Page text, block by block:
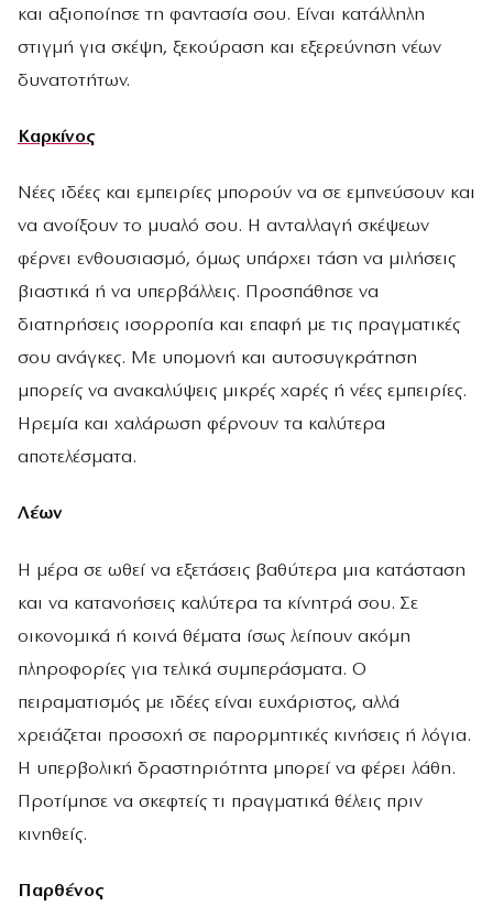
και αξιοποίησε τη φαντασία σου. Είναι κατάλληλη
στιγμή για σκέψη, ξεκούραση και εξερεύνηση νέων
δυνατοτήτων.
Καρκίνος
Νέες ιδέες και εμπειρίες μπορούν να σε εμπνεύσουν και
να ανοίξουν το μυαλό σου. Η ανταλλαγή σκέψεων
φέρνει ενθουσιασμό, όμως υπάρχει τάση να μιλήσεις
βιαστικά ή να υπερβάλλεις. Προσπάθησε να
διατηρήσεις ισορροπία και επαφή με τις πραγματικές
σου ανάγκες. Με υπομονή και αυτοσυγκράτηση
μπορείς να ανακαλύψεις μικρές χαρές ή νέες εμπειρίες.
Ηρεμία και χαλάρωση φέρνουν τα καλύτερα
αποτελέσματα.
Λέων
Η μέρα σε ωθεί να εξετάσεις βαθύτερα μια κατάσταση
και να κατανοήσεις καλύτερα τα κίνητρά σου. Σε
οικονομικά ή κοινά θέματα ίσως λείπουν ακόμη
πληροφορίες για τελικά συμπεράσματα. Ο
πειραματισμός με ιδέες είναι ευχάριστος, αλλά
χρειάζεται προσοχή σε παρορμητικές κινήσεις ή λόγια.
Η υπερβολική δραστηριότητα μπορεί να φέρει λάθη.
Προτίμησε να σκεφτείς τι πραγματικά θέλεις πριν
κινηθείς.
Παρθένος